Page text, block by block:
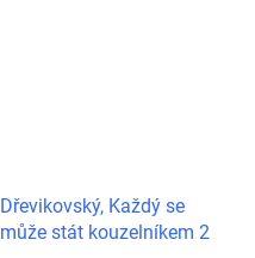
Dřevikovský, Každý se
může stát kouzelníkem 2